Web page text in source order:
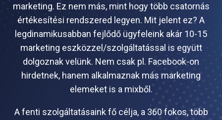
marketing. Ez nem más, mint hogy több csatornás
értékesítési rendszered legyen. Mit jelent ez? A
legdinamikusabban fejlődő ügyfeleink akár 10-15
marketing eszközzel/szolgáltatással is együtt
dolgoznak velünk. Nem csak pl. Facebook-on
hirdetnek, hanem alkalmaznak más marketing
elemeket is a mixből.
A fenti szolgáltatásaink fő célja, a 360 fokos, több